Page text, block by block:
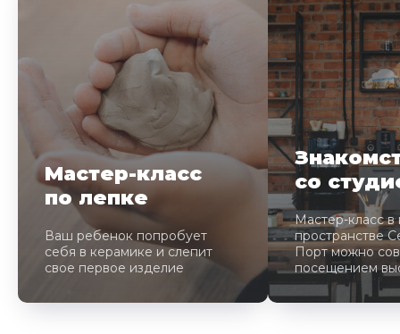
Мастер-класс
по лепке
Ваш ребенок попробует
себя в керамике и слепит
свое первое изделие
со
Мастер-класс в
пространстве
Порт можно
посещением